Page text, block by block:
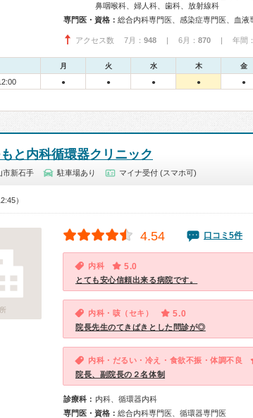
鼻咽喉科、婦人科、歯科、放射線科
専門医・資格：
アクセス数 7月： 948 | 6月： 870 | 年間：
月 火 水 木 金
● ● ● ● ●
と内科循環器クリニック
市新石手 駐車場あり マイナ受付 (スマホ可)
）
4.54 口コミ5件
内科 5.0
とても安心信頼出来る病院です。
内科・咳（セキ） 5.0
院長先生のてきぱきとした問診が◎
内科・だるい・冷え・食欲不振・体調不良
院長、副院長の２名体制
診療科： 内科、循環器内科
専門医・資格： 総合内科専門医、循環器専門医